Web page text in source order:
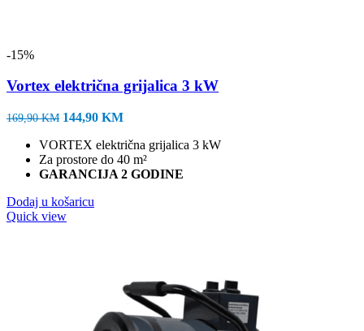
-15%
Vortex električna grijalica 3 kW
169,90KM Izvorna
bila
je:
169,90 KM.
144,90 KMTrenutna
je:
144,90 KM.
VORTEX električna grijalica 3 kW
Za prostore do 40 m²
GARANCIJA 2 GODINE
Dodaj u košaricu
Quick view